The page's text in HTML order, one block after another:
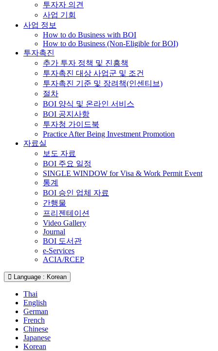
투자자 의견
사업 기회
사업 정보
How to do Business with BOI
How to do Business (Non-Eligible for BOI)
투자촉진
추가 투자 정책 및 진흥책
투자촉진 대상 사업군 및 조건
투자촉진 기준 및 장려책(인센티브)
절차
BOI 양식 및 온라인 서비스
BOI 공지사항
투자청 가이드북
Practice After Being Investment Promotion
자료실
보도 자료
BOI 주요 일정
SINGLE WINDOW for Visa & Work Permit Event
통계
BOI 승인 업체 자료
간행물
프리젠테이션
Video Gallery
Journal
BOI 도서관
e-Services
ACIA/RCEP
Language : Korean
Thai
English
German
French
Chinese
Japanese
Korean